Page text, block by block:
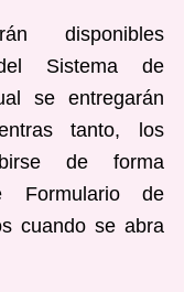
disponibles
Sistema de
se entregarán
tanto, los
de forma
Formulario de
cuando se abra